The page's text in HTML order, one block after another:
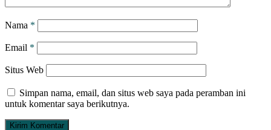
Nama *
Email *
Situs Web
Simpan nama, email, dan situs web saya pada peramban ini
untuk komentar saya berikutnya.